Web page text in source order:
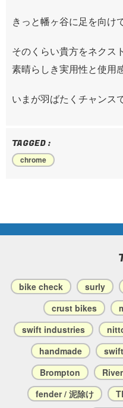
きっと幡ヶ谷に足を向け
そのくらい貴方をネクス
素晴らしき実用性と使用感
いまが羽ばたくチャンス
TAGGED :
chrome
bike check surly
crust bikes
swift industries
handmade
Brompton
fender / 泥除け